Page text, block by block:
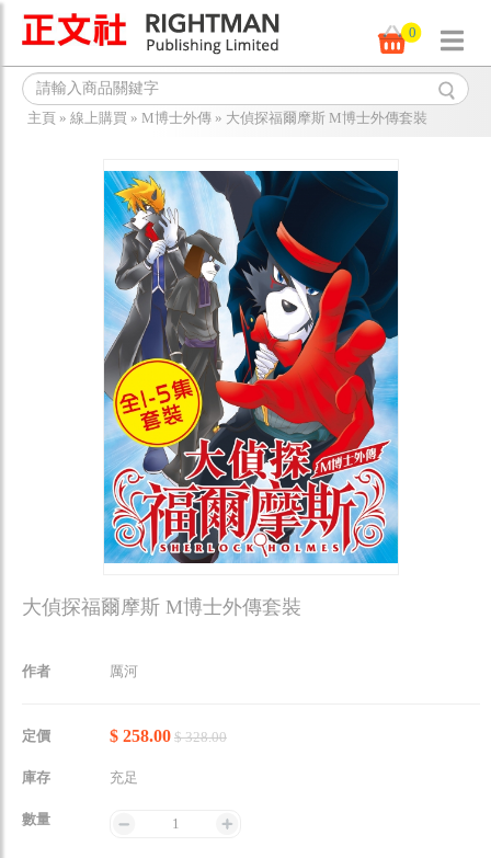
0
主頁 » 線上購買 » M博士外傳 » 大偵探福爾摩斯 M博士外傳套裝
大偵探福爾摩斯 M博士外傳套裝
作者 厲河
定價 $ 258.00 $ 328.00
庫存 充足
數量 1